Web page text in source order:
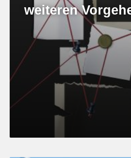
weiteren